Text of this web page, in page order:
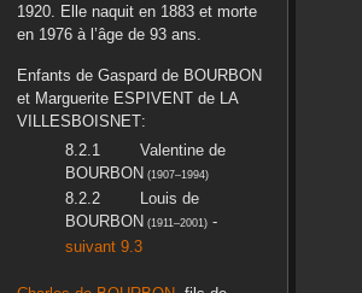
1920. Elle naquit en 1883et morte
en 1976à l’âge de 93 ans.
Enfants de Gaspard de BOURBON
et MargueriteESPIVENT de LA
VILLESBOISNET:
Valentinede
BOURBON (1907–1994)
Louis de
BOURBON (1911–2001)-
suivant 9.3